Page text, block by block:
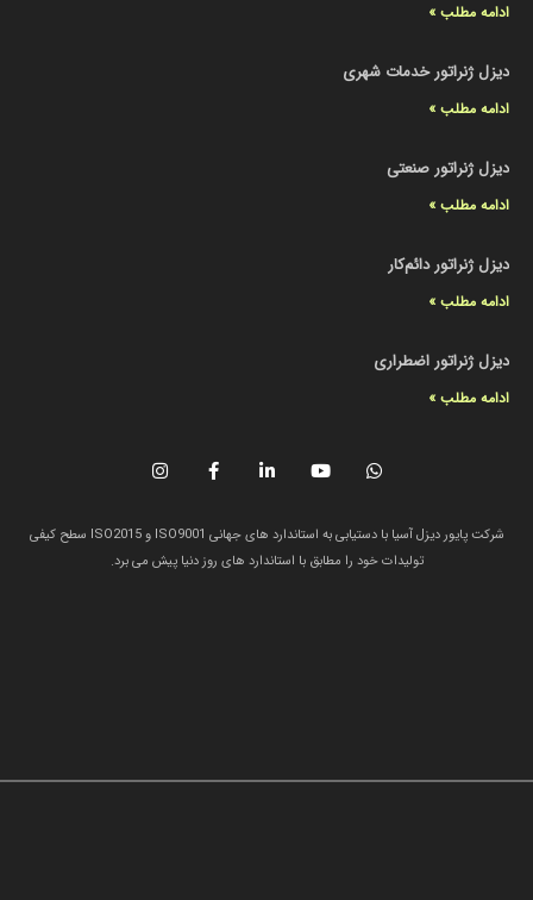
ادامه مطلب »
دیزل ژنراتور خدمات شهری
ادامه مطلب »
دیزل ژنراتور صنعتی
ادامه مطلب »
دیزل ژنراتور دائم‌کار
ادامه مطلب »
دیزل ژنراتور اضطراری
ادامه مطلب »
شرکت پایور دیزل آسیا با دستیابی به استاندارد های جهانی ISO9001 و ISO2015 سطح کیفی
تولیدات خود را مطابق با استاندارد های روز دنیا پیش می برد.